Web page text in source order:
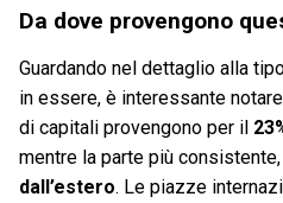
Da dove provengono
Guardando nel dettaglio alla
in essere, è interessante
di capitali provengono per il
mentre la parte più consistente,
dall’estero. Le piazze